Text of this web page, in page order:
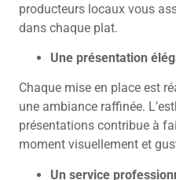
producteurs locaux vous
dans chaque plat.
Une présentation
Chaque mise en place est
une ambiance raffinée.
présentations contribue à
moment visuellement et
Un service